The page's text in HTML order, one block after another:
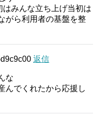
みんな立ち上げ当初は
がら利用者の基盤を整
返信
な
んでくれたから応援し